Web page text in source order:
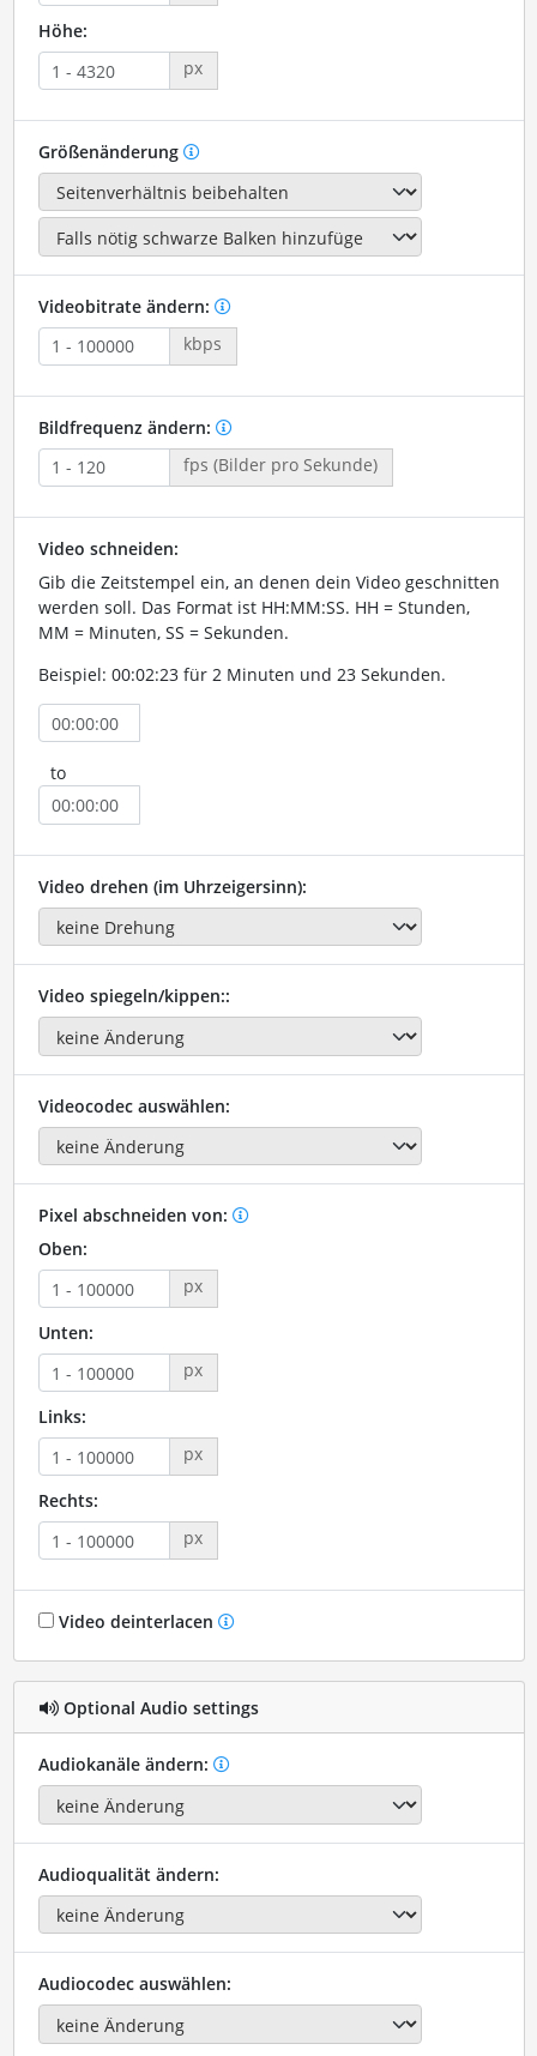
Höhe:
px
Größenänderung
Videobitrate ändern:
kbps
Bildfrequenz ändern:
fps (Bilder pro Sekunde)
Video schneiden:
Gib die Zeitstempel ein, an denen dein Video geschnitten
werden soll. Das Format ist HH:MM:SS. HH = Stunden,
MM = Minuten, SS = Sekunden.
Beispiel: 00:02:23 für 2 Minuten und 23 Sekunden.
to
Video drehen (im Uhrzeigersinn):
Video spiegeln/kippen::
Videocodec auswählen:
Pixel abschneiden von:
Oben:
px
Unten:
px
Links:
px
Rechts:
px
Video deinterlacen
Optional Audio settings
Audiokanäle ändern:
Audioqualität ändern:
Audiocodec auswählen: